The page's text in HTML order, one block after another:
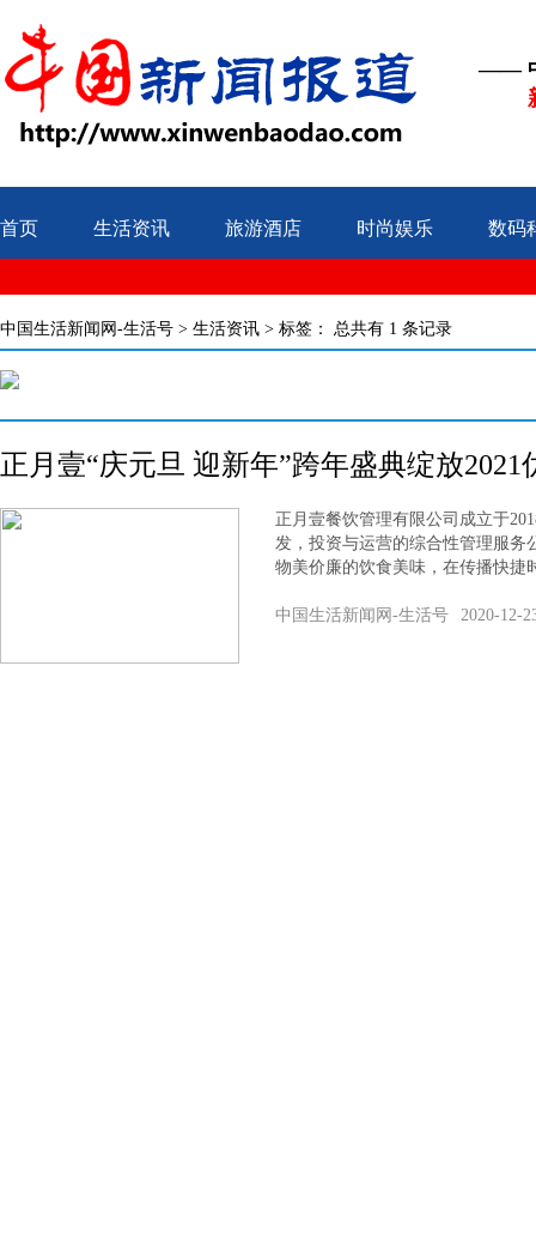
——
首页 生活资讯 旅游酒店 时尚娱乐 数码
中国生活新闻网-生活号 > 生活资讯 > 标签： 总共有 1 条记录
正月壹“庆元旦 迎新年”跨年盛典绽放2021
正月壹餐饮管理有限公司成立于
发，投资与运营的综合性管理服务
物美价廉的饮食美味，在传播快捷
中国生活新闻网-生活号 2020-12-